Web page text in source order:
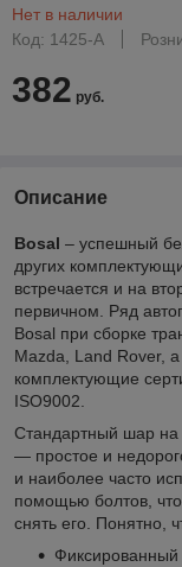
Нет в наличии
Код: 1425-A
382 руб.
Описание
Bosal – успешный
других
встречается и на
первичном. Ряд
Bosal при сборке
Mazda, Land Rover,
комплектующие
ISO9002.
Стандартный шар на
— простое и
и наиболее часто
помощью болтов,
снять его. Понятно,